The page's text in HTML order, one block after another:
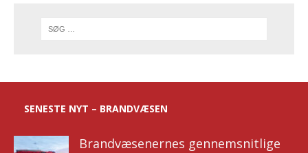
SENESTE NYT – BRANDVÆSEN
Brandvæsenernes gennemsnitlige